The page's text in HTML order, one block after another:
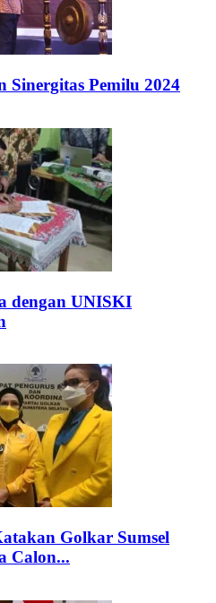
Pemilu 2024
dengan UNISKI
Golkar Sumsel
Calon...